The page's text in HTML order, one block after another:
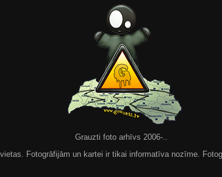
Grauzti foto arhīvs 2006-..
Fotogrāfijām un kartei ir tikai informatīva nozīme.